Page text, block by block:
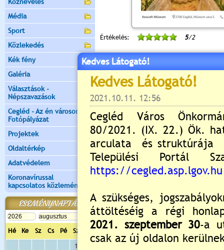
Média
Sport
Közlekedés
Kék fény
Galéria
Választások -
Népszavazások
Cegléd - Az én városom -
Fotópályázat
Projektek
Oldaltérkép
Adatvédelem
Koronavírussal
kapcsolatos közlemények
ESEMÉNYNAPTÁR
Hé Ke Sz Cs Pé Sz
Va
1
Értékelés: 5/2
Még nincsenek hozzászólások
Új hozzászólás:
Kérjük jelentkezzen be,
Kedves Látogató!